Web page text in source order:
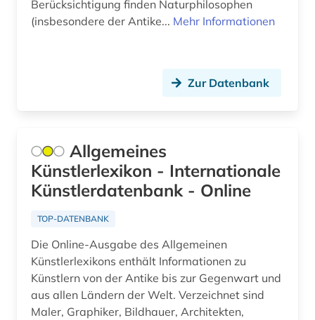
china (1)
commonwealth (1)
côte divoire (1)
ddr (1)
dedesdorf (1)
demokratie (1)
Berücksichtigung finden Naturphilosophen
(insbesondere der Antike... Mehr Informationen
Zur Datenbank
Allgemeines
Künstlerlexikon - Internationale
Künstlerdatenbank - Online
TOP-DATENBANK
Die Online-Ausgabe des Allgemeinen
Künstlerlexikons enthält Informationen zu
Künstlern von der Antike bis zur Gegenwart und
aus allen Ländern der Welt. Verzeichnet sind
Maler, Graphiker, Bildhauer, Architekten,